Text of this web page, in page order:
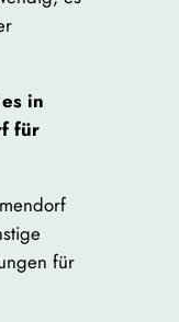
in
für
für